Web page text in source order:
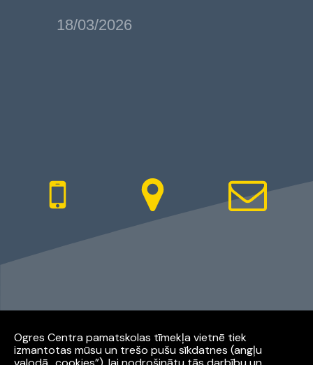
18/03/2026
Facebook Youtube Instagram
Ogres Centra pamatskolas tīmekļa vietnē tiek
izmantotas mūsu un trešo pušu sīkdatnes (angļu